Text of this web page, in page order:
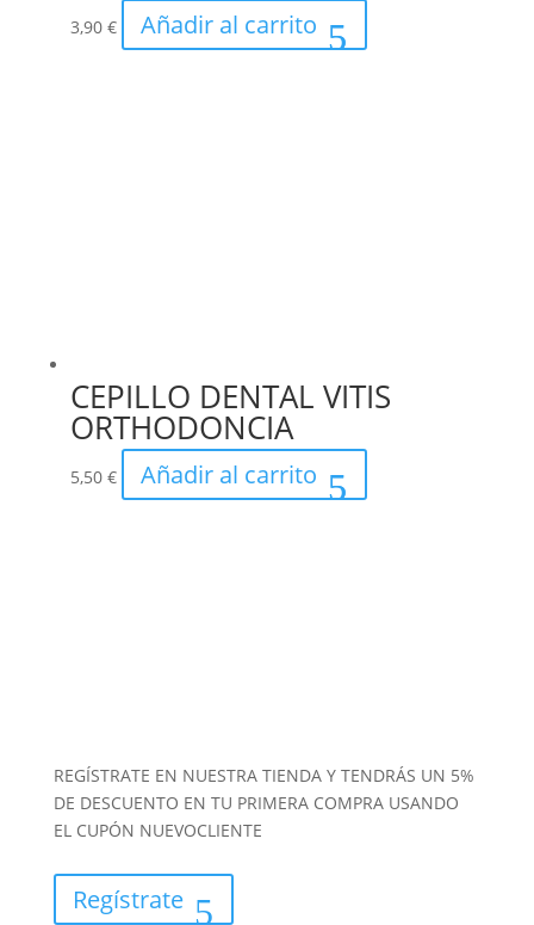
3,90 € Añadir al carrito
CEPILLO DENTAL VITIS
ORTHODONCIA
5,50 € Añadir al carrito
REGÍSTRATE EN NUESTRA TIENDA Y TENDRÁS UN 5%
DE DESCUENTO EN TU PRIMERA COMPRA USANDO
EL CUPÓN NUEVOCLIENTE
Regístrate